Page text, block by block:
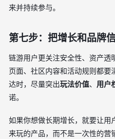
来并持续参与。
第七步：把增长和品牌
链游用户更关注安全性、资产透
页面、社区内容和活动规则都要
达时，尽量突出玩法价值、 用户
诺。
如果你想做长期增长，就要让用
来玩的产品，而不是一次性的营